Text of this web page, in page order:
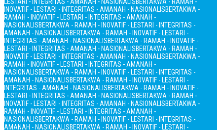
INOVATIF - LESTARI - INTEGRITAS - AMANAH - NASIONALISBERTAKWA -
RAMAH - INOVATIF - LESTARI - INTEGRITAS - AMANAH -
NASIONALISBERTAKWA - RAMAH - INOVATIF - LESTARI - INTEGRITAS -
AMANAH - NASIONALISBERTAKWA - RAMAH - INOVATIF - LESTARI -
INTEGRITAS - AMANAH - NASIONALISBERTAKWA - RAMAH - INOVATIF -
LESTARI - INTEGRITAS - AMANAH - NASIONALISBERTAKWA - RAMAH -
INOVATIF - LESTARI - INTEGRITAS - AMANAH - NASIONALISBERTAKWA -
RAMAH - INOVATIF - LESTARI - INTEGRITAS - AMANAH -
NASIONALISBERTAKWA - RAMAH - INOVATIF - LESTARI - INTEGRITAS -
AMANAH - NASIONALISBERTAKWA - RAMAH - INOVATIF - LESTARI -
INTEGRITAS - AMANAH - NASIONALISBERTAKWA - RAMAH - INOVATIF -
LESTARI - INTEGRITAS - AMANAH - NASIONALISBERTAKWA - RAMAH -
INOVATIF - LESTARI - INTEGRITAS - AMANAH - NASIONALISBERTAKWA -
RAMAH - INOVATIF - LESTARI - INTEGRITAS - AMANAH -
NASIONALISBERTAKWA - RAMAH - INOVATIF - LESTARI - INTEGRITAS -
AMANAH - NASIONALISBERTAKWA - RAMAH - INOVATIF - LESTARI -